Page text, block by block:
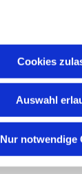
Cookies
Auswahl
Nur notwendige